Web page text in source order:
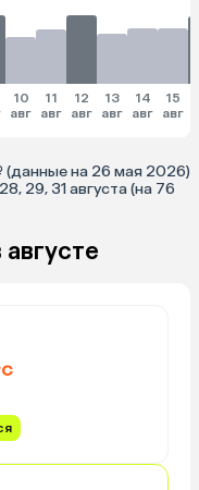
10
авг
11
авг
12
авг
13
авг
14
авг
15
авг
(данные на 26 мая 2026)
29, 31 августа (на 76